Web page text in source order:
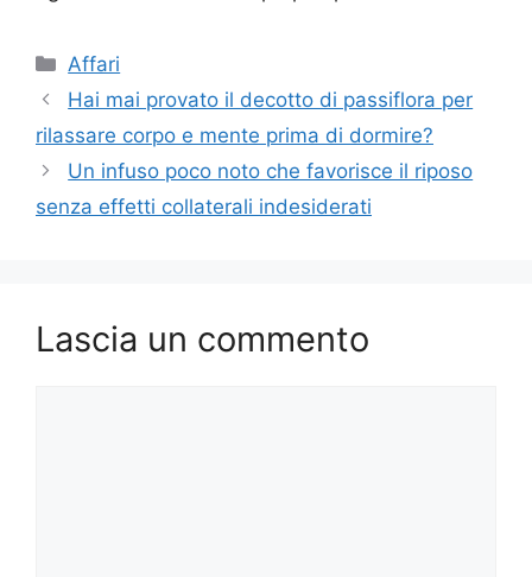
Categorie
Affari
Hai mai provato il decotto di passiflora per
rilassare corpo e mente prima di dormire?
Un infuso poco noto che favorisce il riposo
senza effetti collaterali indesiderati
Lascia un commento